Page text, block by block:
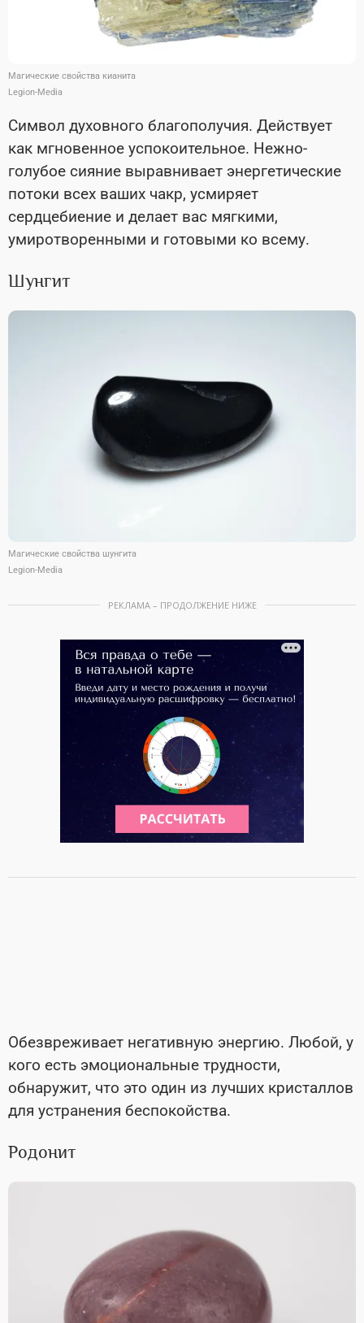
Магические свойства кианита
Legion-Media
Символ духовного благополучия. Действует
как мгновенное успокоительное. Нежно-
голубое сияние выравнивает энергетические
потоки всех ваших чакр, усмиряет
сердцебиение и делает вас мягкими,
умиротворенными и готовыми ко всему.
Шунгит
Магические свойства шунгита
Legion-Media
РЕКЛАМА – ПРОДОЛЖЕНИЕ НИЖЕ
Обезвреживает негативную энергию. Любой, у
кого есть эмоциональные трудности,
обнаружит, что это один из лучших кристаллов
для устранения беспокойства.
Родонит